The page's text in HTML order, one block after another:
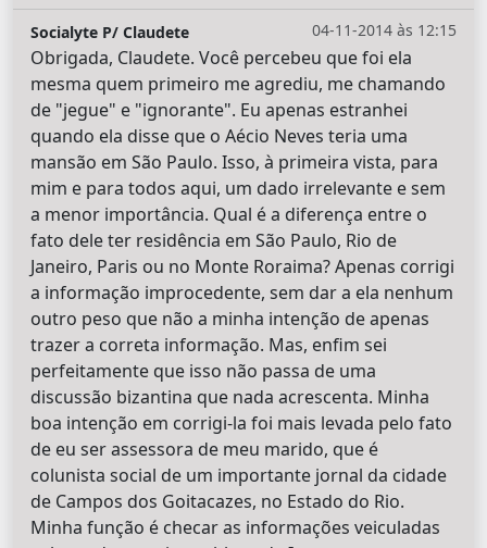
04-11-2014 às 12:15
Socialyte P/ Claudete
Obrigada, Claudete. Você percebeu que foi ela
mesma quem primeiro me agrediu, me chamando
de "jegue" e "ignorante". Eu apenas estranhei
quando ela disse que o Aécio Neves teria uma
mansão em São Paulo. Isso, à primeira vista, para
mim e para todos aqui, um dado irrelevante e sem
a menor importância. Qual é a diferença entre o
fato dele ter residência em São Paulo, Rio de
Janeiro, Paris ou no Monte Roraima? Apenas corrigi
a informação improcedente, sem dar a ela nenhum
outro peso que não a minha intenção de apenas
trazer a correta informação. Mas, enfim sei
perfeitamente que isso não passa de uma
discussão bizantina que nada acrescenta. Minha
boa intenção em corrigi-la foi mais levada pelo fato
de eu ser assessora de meu marido, que é
colunista social de um importante jornal da cidade
de Campos dos Goitacazes, no Estado do Rio.
Minha função é checar as informações veiculadas